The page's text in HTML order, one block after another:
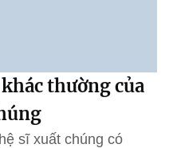
thường của
sĩ xuất chúng có